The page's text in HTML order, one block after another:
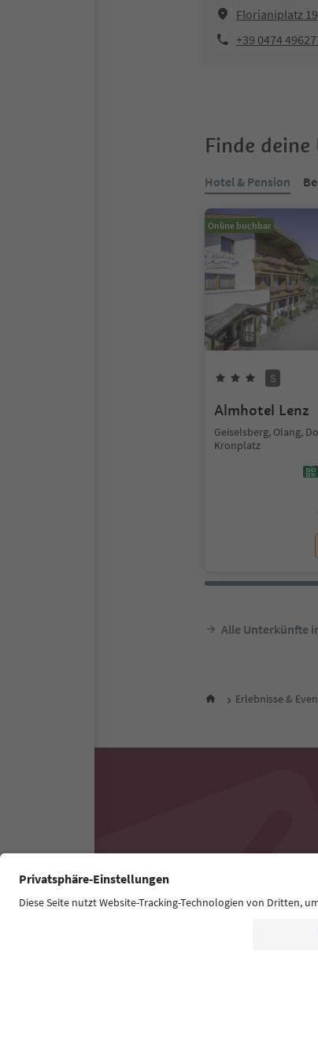
Florianiplatz
+39 0474
Finde
Hotel & Pension
Online buchbar
S
Almhotel Lenz
Geiselsberg, Olang,
Kronplatz
Alle Unterkünfte
Erlebnisse &